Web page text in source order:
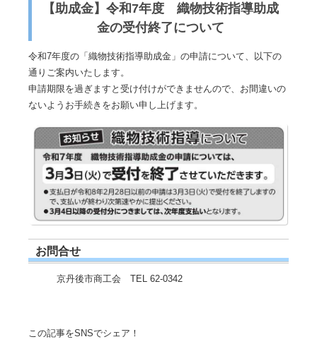
【助成金】令和7年度 織物技術指導助成
金の受付終了について
令和7年度の「織物技術指導助成金」の申請について、以下の
通りご案内いたします。
申請期限を過ぎますと受け付けができませんので、お間違いの
ないようお手続きをお願い申し上げます。
お問合せ
京丹後市商工会 TEL 62-0342
この記事をSNSでシェア！